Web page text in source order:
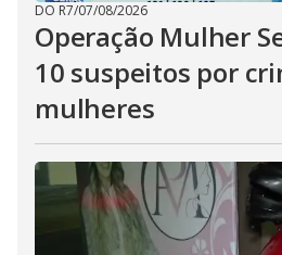
DO R7/07/08/2026
Operação Mulher
10 suspeitos por
mulheres